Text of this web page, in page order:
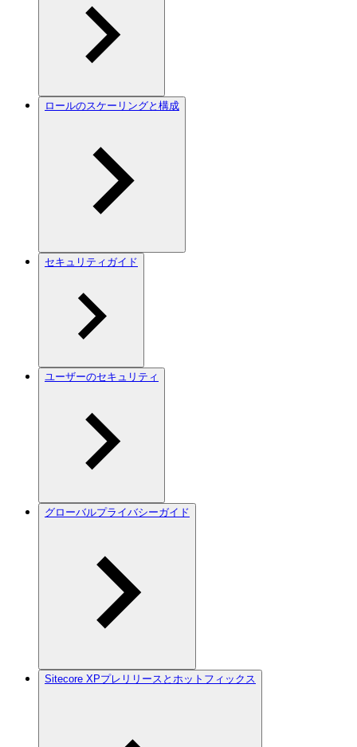
ロールのスケーリングと構成
セキュリティガイド
ユーザーのセキュリティ
グローバルプライバシーガイド
Sitecore XPプレリリースとホットフィックス